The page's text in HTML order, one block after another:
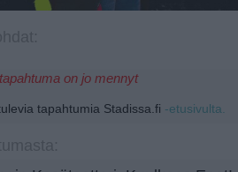
on jo mennyt
tapahtumia Stadissa.fi -etusivulta.